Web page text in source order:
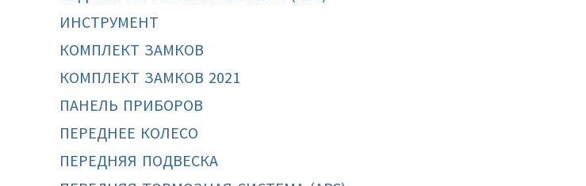
ИНСТРУМЕНТ
КОМПЛЕКТ ЗАМКОВ
КОМПЛЕКТ ЗАМКОВ 2021
ПАНЕЛЬ ПРИБОРОВ
ПЕРЕДНЕЕ КОЛЕСО
ПЕРЕДНЯЯ ПОДВЕСКА